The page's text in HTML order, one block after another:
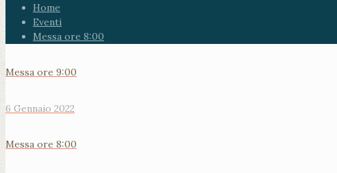
Home
Eventi
Messa ore 8:00
Messa ore 9:00
6 Gennaio 2022
Messa ore 8:00